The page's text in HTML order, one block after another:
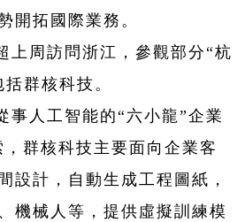
開拓國際業務。
上周訪問浙江，參觀部分“杭
群核科技。
事人工智能的“六小龍”企業
，群核科技主要面向企業客
設計，自動生成工程圖紙，
機械人等，提供虛擬訓練模